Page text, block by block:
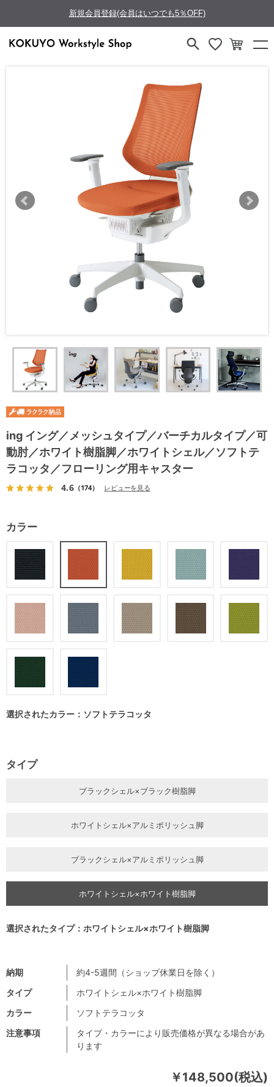
新規会員登録(会員はいつでも5％OFF)
ing イング／メッシュタイプ／バーチカルタイプ／可
動肘／ホワイト樹脂脚／ホワイトシェル／ソフトテ
ラコッタ／フローリング用キャスター
4.6（174） レビューを見る
￥148,500(税込)
注意事項
タイプ・カラーにより販売価格が異なる場合があ
ります
納期
約4-5週間（ショップ休業日を除く）
タイプ
ホワイトシェル×ホワイト樹脂脚
カラー
ソフトテラコッタ
カラー
選択されたカラー：ソフトテラコッタ
タイプ
ブラックシェル×ブラック樹脂脚
ホワイトシェル×アルミポリッシュ脚
ブラックシェル×アルミポリッシュ脚
ホワイトシェル×ホワイト樹脂脚
選択されたタイプ：ホワイトシェル×ホワイト樹脂脚